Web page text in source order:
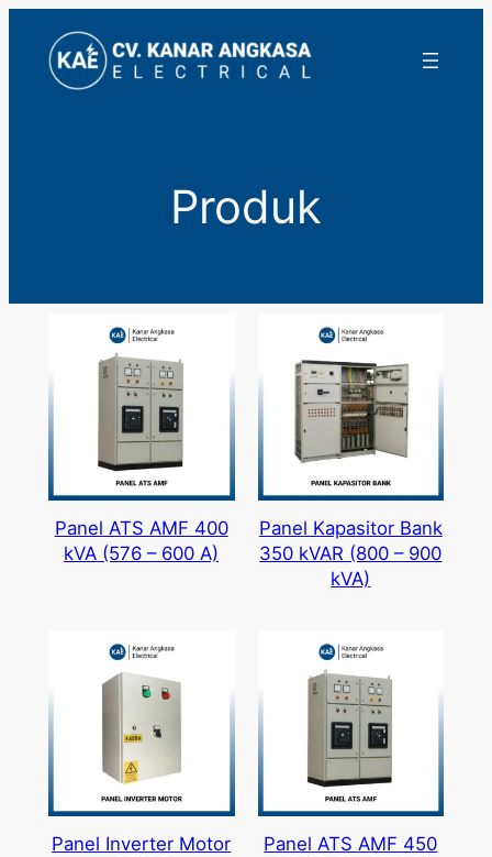
konten
Produk
Panel ATS AMF 400
kVA (576 – 600 A)
Panel Kapasitor Bank
350 kVAR (800 – 900
kVA)
Panel Inverter Motor
Panel ATS AMF 450